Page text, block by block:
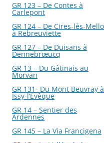
GR 123 – De Contes à
Carlepont
GR 124 – De Cires-lès-Mello
à Rebreuviette
GR 127 – De Duisans à
Dennebrœucq
GR 13 – Du Gâtinais au
Morvan
GR 131- Du Mont Beuvray à
Issy-l’Évêque
GR 14 – Sentier des
Ardennes
GR 145 – La Via Francigena